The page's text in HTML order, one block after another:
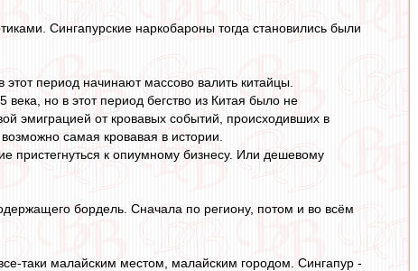
Сингапурские наркобароны тогда становились были
период начинают массово валить китайцы.
века, но в этот период бегство из Китая было не
эмиграцией от кровавых событий, происходивших в
самая кровавая в истории.
пристегнуться к опиумному бизнесу. Или дешевому
бордель. Сначала по региону, потом и во всём
таки малайским местом, малайским городом. Сингапур -